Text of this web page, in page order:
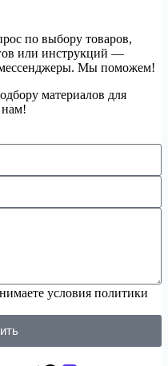
по выбору товаров,
или инструкций —
мессенджеры. Мы поможем!
материалов для
условия политики